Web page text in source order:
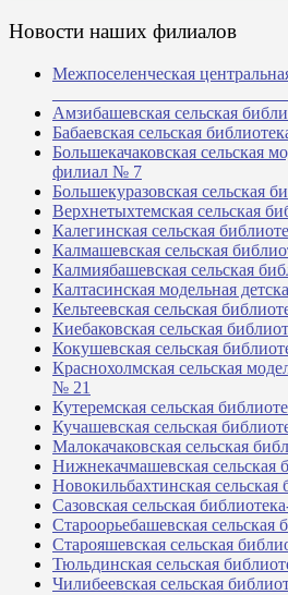
Новости наших филиалов
Межпоселенческая
Амзибашевская сельская
Бабаевская сельская
Большекачаковская сельская
филиал № 7
Большекуразовская сельская
Верхнетыхтемская сельская
Калегинская сельская
Калмашевская сельская
Калмиябашевская сельская
Калтасинская модельная
Кельтеевская сельская
Киебаковская сельская
Кокушевская сельская
Краснохолмская сельская
№ 21
Кутеремская сельская
Кучашевская сельская
Малокачаковская сельская
Нижнекачмашевская
Новокильбахтинская
Сазовская сельская
Староорьебашевская
Старояшевская сельская
Тюльдинская сельская
Чилибеевская сельская